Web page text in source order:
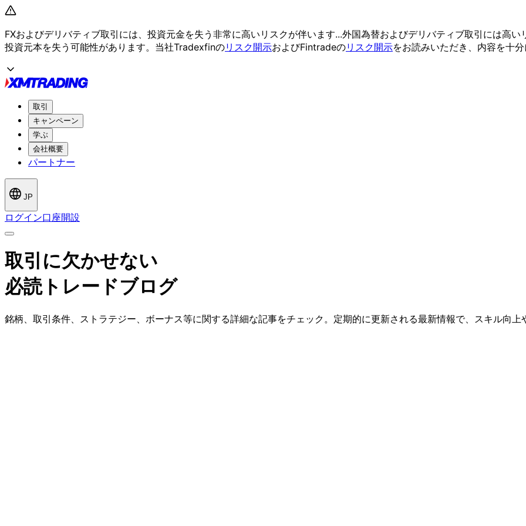
FXおよびデリバティブ取引には、 投資元金を失う 非常に高いリスクが伴います...外国為替およびデリバティブ取引には高い
投資元本を失う 可能性があります。 当社Tradexfinのリスク開示およびFintradeのリスク開示をお読みいただき、 内容を十分
取引
キャンペーン
学ぶ
会社概要
パートナー
JP
ログイン口座開設
取引に欠かせない
必読トレードブログ
銘柄、 取引条件、 ストラテジー、 ボーナス等に関する詳細な記事をチェック。 定期的に更新される最新情報で、 スキル向上